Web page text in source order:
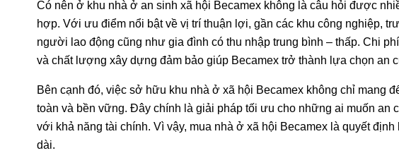
Có nên ở khu nhà ở an sinh xã hội Becamex không là câu hỏi được
hợp. Với ưu điểm nổi bật về vị trí thuận lợi, gần các khu công nghiệp,
người lao động cũng như gia đình có thu nhập trung bình – thấp. Chi
và chất lượng xây dựng đảm bảo giúp Becamex trở thành lựa chọn an
Bên cạnh đó, việc sở hữu khu nhà ở xã hội Becamex không chỉ mang
toàn và bền vững. Đây chính là giải pháp tối ưu cho những ai muốn
với khả năng tài chính. Vì vậy, mua nhà ở xã hội Becamex là quyết
dài.